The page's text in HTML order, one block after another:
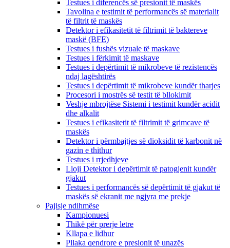
Testues i diferencës së presionit të maskës
Tavolina e testimit të performancës së materialit
të filtrit të maskës
Detektor i efikasitetit të filtrimit të baktereve
maskë (BFE)
Testues i fushës vizuale të maskave
Testues i fërkimit të maskave
Testues i depërtimit të mikrobeve të rezistencës
ndaj lagështirës
Testues i depërtimit të mikrobeve kundër tharjes
Procesori i mostrës së testit të bllokimit
Veshje mbrojtëse Sistemi i testimit kundër acidit
dhe alkalit
Testues i efikasitetit të filtrimit të grimcave të
maskës
Detektor i përmbajtjes së dioksidit të karbonit në
gazin e thithur
Testues i rrjedhjeve
Lloji Detektor i depërtimit të patogjenit kundër
gjakut
Testues i performancës së depërtimit të gjakut të
maskës së ekranit me ngjyra me prekje
Pajisje ndihmëse
Kampionuesi
Thikë për prerje letre
Kllapa e lidhur
Pllaka qendrore e presionit të unazës